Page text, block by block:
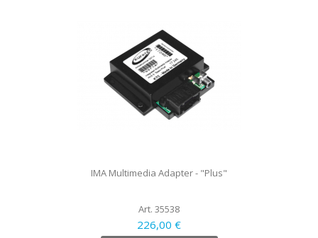
IMA Multimedia Adapter - "Plus"
Art. 35538
226,00 €